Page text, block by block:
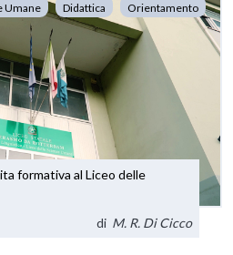
Umane Didattica Orientamento
formativa al Liceo delle
di M. R. Di Cicco